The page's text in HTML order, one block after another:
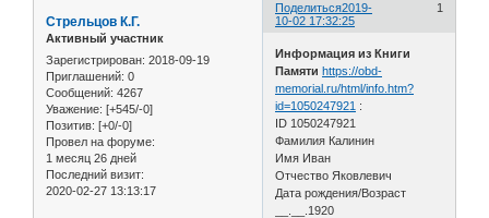
Поделиться 1
2019-
10-02 17:32:25
Стрельцов К.Г.
Активный участник
Зарегистрирован: 2018-09-19
Приглашений: 0
Сообщений: 4267
Уважение: [+545/-0]
Позитив: [+0/-0]
Провел на форуме:
1 месяц 26 дней
Последний визит:
2020-02-27 13:13:17
Информация из Книги
Памяти https://obd-
memorial.ru/html/info.htm?
id=1050247921 :
ID 1050247921
Фамилия Калинин
Имя Иван
Отчество Яковлевич
Дата рождения/Возраст
__.__.1920